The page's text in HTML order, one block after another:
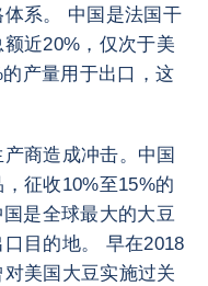
系。 中国是法国干
近20%，仅次于美
产量用于出口，这
商造成冲击。中国
征收10%至15%的
是全球最大的大豆
目的地。 早在2018
美国大豆实施过关